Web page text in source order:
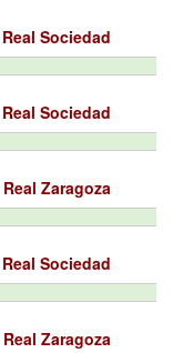
Real Sociedad
Real Sociedad
Real Zaragoza
Real Sociedad
Real Zaragoza